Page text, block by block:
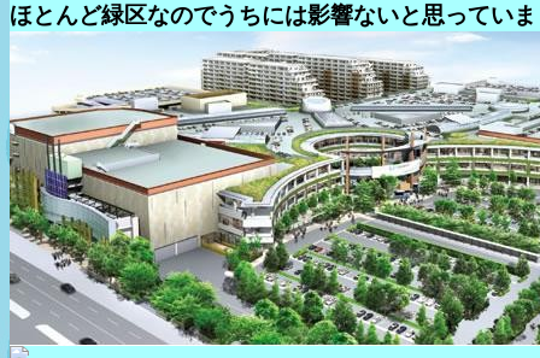
ほとんど緑区なのでうちには影響ないと思ってい